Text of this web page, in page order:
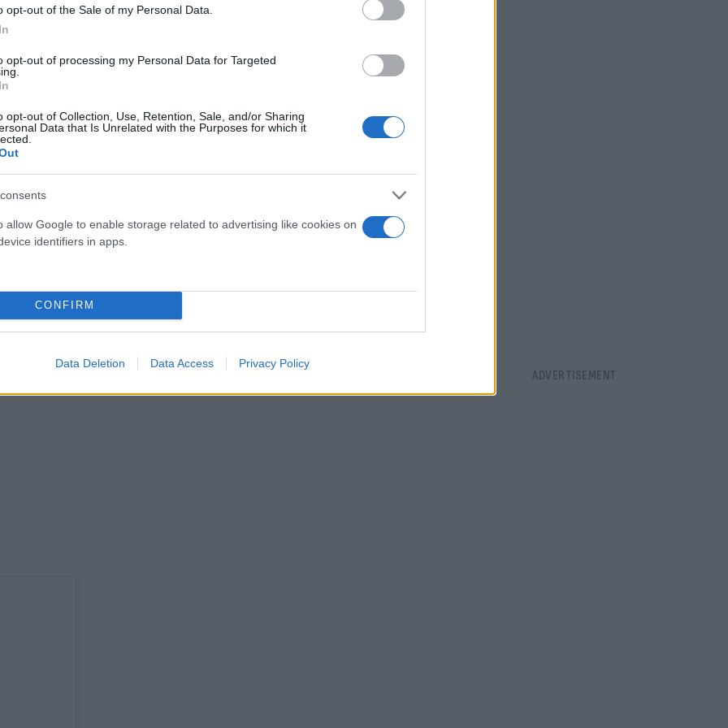
opt-out of the Sale of my Personal Data.
opt-out of processing my Personal Data for Targeted
opt-out of Collection, Use, Retention, Sale, and/or Sharing
Data that Is Unrelated with the Purposes for which it
allow Google to enable storage related to advertising like cookies on
identifiers in apps.
CONFIRM
Data Deletion Data Access Privacy Policy
Πέταρ Κλόβαρ, φτάνοντας σε βάθος 125 μέτρων στο
δεν έχει πέδιλα και βάρη και μπορεί να
ανέβει στην επιφάνεια.
οι βαθμοί και από τα τέσσερα αγωνίσματα που συμμετείχαν
Μάρισιτς από την Κροατία βρέθηκαν στην κορυφή.
πανηγυρίζοντας στα καταγάλανα νερά της Κύπρου.